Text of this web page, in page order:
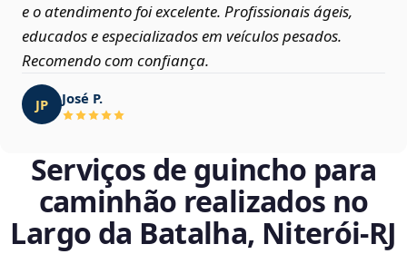
e o atendimento foi excelente. Profissionais ágeis,
educados e especializados em veículos pesados.
Recomendo com confiança.
JP José P.
Serviços de guincho para
caminhão realizados no
Largo da Batalha, Niterói‑RJ